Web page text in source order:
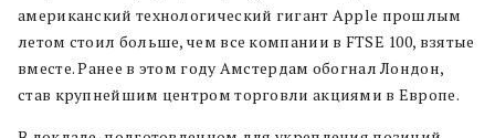
американский технологический гигант Apple прошлым
летом стоил больше, чем все компании в FTSE 100, взятые
вместе. Ранее в этом году Амстердам обогнал Лондон,
став крупнейшим центром торговли акциями в Европе.